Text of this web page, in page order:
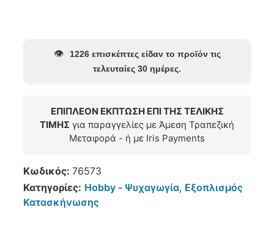
👁️
1226 επισκέπτες είδαν το προϊόν τις
τελευταίες 30 ημέρες.
ΕΠΙΠΛΕΟΝ ΕΚΠΤΩΣΗ ΕΠΙ ΤΗΣ ΤΕΛΙΚΗΣ
ΤΙΜΗΣ για παραγγελίες με Άμεση Τραπεζική
Μεταφορά - ή με Iris Payments
Κωδικός: 76573
Κατηγορίες: Hobby - Ψυχαγωγία, Εξοπλισμός
Κατασκήνωσης